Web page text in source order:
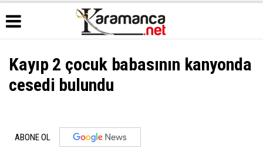
Kayıp 2 çocuk babasının kanyonda
cesedi bulundu
ABONE OL